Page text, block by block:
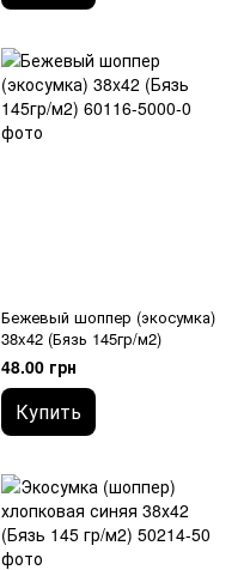
Бежевый шоппер (экосумка)
38x42 (Бязь 145гр/м2)
48.00 грн
Купить